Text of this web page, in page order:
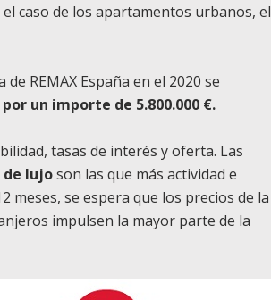
caso de los apartamentos urbanos, el
REMAX España en el 2020 se
un importe de 5.800.000 €.
tasas de interés y oferta. Las
de lujoson las que más actividad e
meses, se espera que los precios de la
impulsen la mayor parte de la